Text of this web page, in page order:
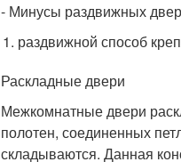
- Минусы раздвижных
раздвижной способ
Раскладные двери
Межкомнатные двери
полотен, соединенных
складываются. Данная